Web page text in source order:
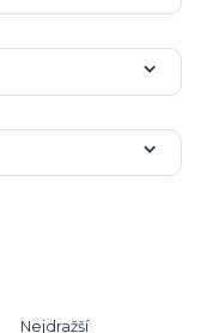
Nejdražší